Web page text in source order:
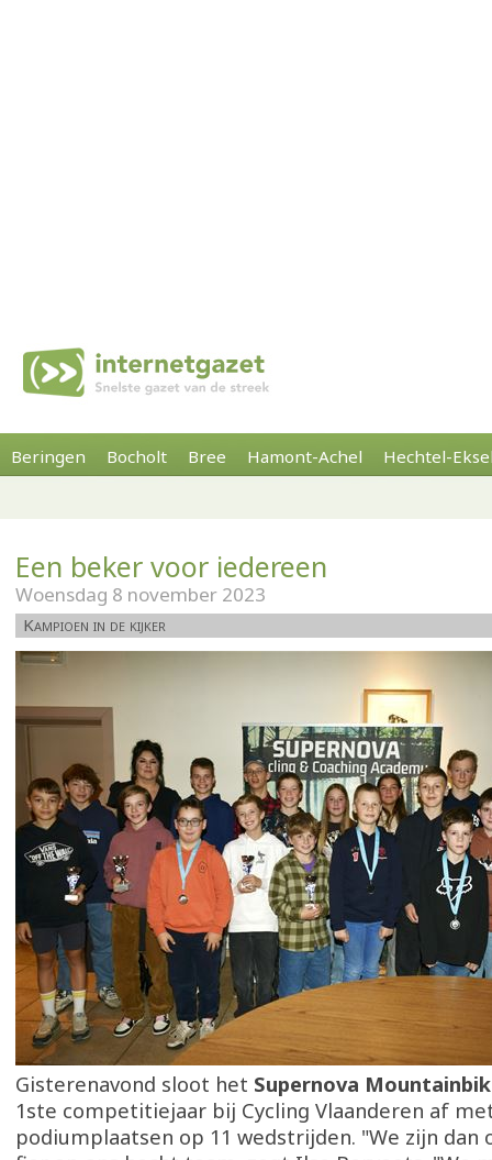
Beringen Bocholt Bree Hamont-Achel Hechtel-
Een beker voor iedereen
Woensdag 8 november 2023
Kampioen in de kijker
Gisterenavond sloot het Supernova
1ste competitiejaar bij Cycling Vlaanderen af
podiumplaatsen op 11 wedstrijden. "We zijn